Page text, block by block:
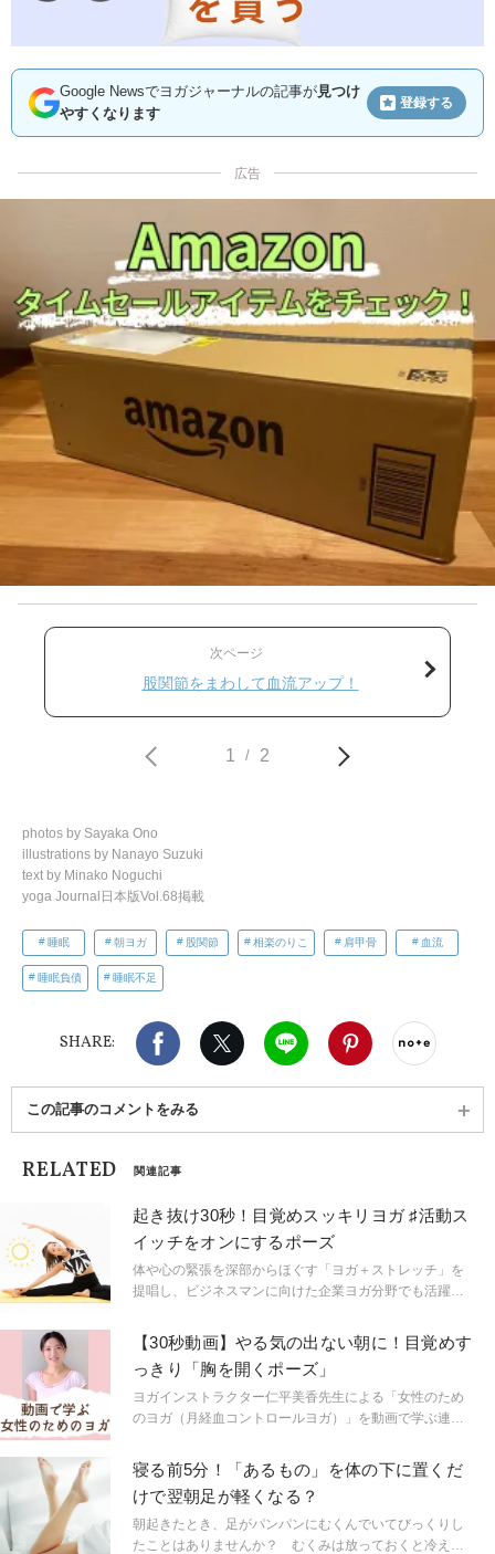
Google Newsでヨガジャーナルの記事が見つけ
やすくなります
登録する
広告
次ページ
股関節をまわして血流アップ！
1 / 2
photos by Sayaka Ono
illustrations by Nanayo Suzuki
text by Minako Noguchi
yoga Journal日本版Vol.68掲載
睡眠 朝ヨガ 股関節 相楽のりこ 肩甲骨 血流
睡眠負債 睡眠不足
SHARE:
Facebook X（旧twitter）
LINE Pinterest
この記事のコメントをみる
RELATED 関連記事
起き抜け30秒！目覚めスッキリヨガ ♯活動ス
イッチをオンにするポーズ
体や心の緊張を深部からほぐす「ヨガ＋ストレッチ」を
提唱し、ビジネスマンに向けた企業ヨガ分野でも活躍す
タートさせるメソッドを教えてもらいました。ツラい寝
起きも、ヨガとストレッチを味方につければ、すっきり
とした心身に整えられそう！ぜひトライしてみて♡
【30秒動画】やる気の出ない朝に！目覚めす
っきり「胸を開くポーズ」
ヨガインストラクター仁平美香先生による「女性のため
のヨガ（月経血コントロールヨガ）」を動画で学ぶ連載
ない姿勢】を作り、体のゆるめる・しまるのバランスを
整えるヨガです。このヨガを続けると呼吸が深まり、骨
盤底筋群などのインナーマッスルが働きやすくなるだけ
じゃなく、内臓も正しい位置に収まり、下腹部にある子
宮など女性に大切な臓器を圧迫しない体に！
寝る前5分！「あるもの」を体の下に置くだ
けで翌朝足が軽くなる？
朝起きたとき、足がパンパンにむくんでいてびっくりし
たことはありませんか？ むくみは放っておくと冷えや